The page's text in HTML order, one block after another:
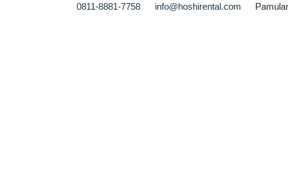
0811-8881-7758 info@hoshirental.com